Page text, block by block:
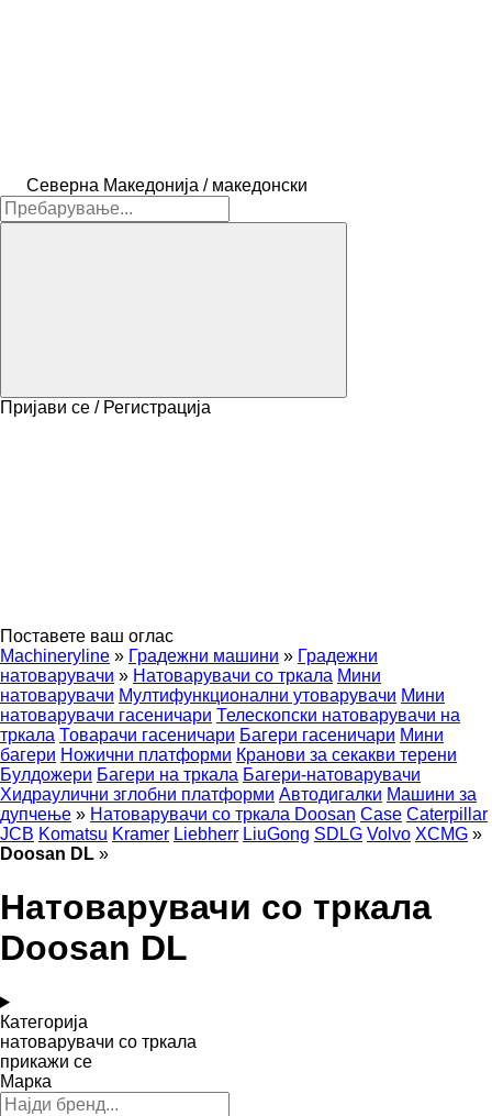
Северна Македонија / македонски
Пријави се / Регистрација
Поставете ваш оглас
Machineryline » Градежни машини » Градежни
натоварувачи » Натоварувачи со тркала Мини
натоварувачи Мултифункционални утоварувачи Мини
натоварувачи гасеничари Телескопски натоварувачи на
тркала Товарачи гасеничари Багери гасеничари Мини
багери Ножични платформи Кранови за секакви терени
Булдожери Багери на тркала Багери-натоварувачи
Хидраулични зглобни платформи Автодигалки Машини за
дупчење » Натоварувачи со тркала Doosan Case Caterpillar
JCB Komatsu Kramer Liebherr LiuGong SDLG Volvo XCMG »
Doosan DL »
Натоварувачи со тркала
Doosan DL
Категорија
натоварувачи со тркала
прикажи се
Марка